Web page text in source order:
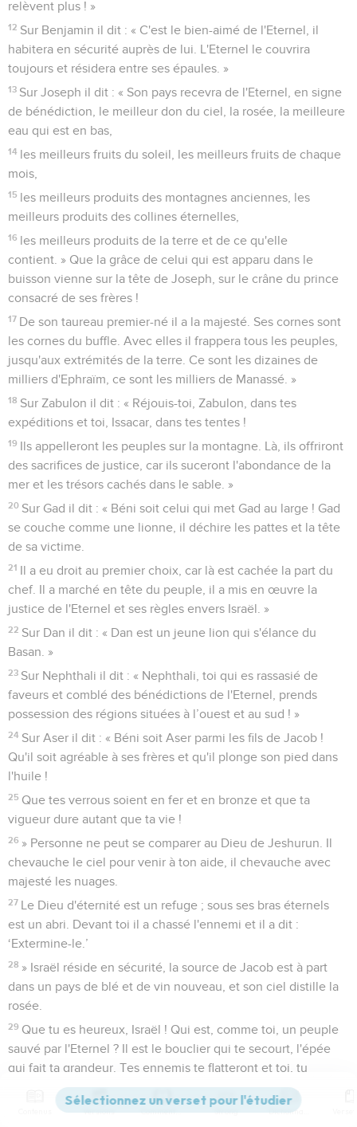
relèvent plus ! »
12 Sur Benjamin il dit : « C'est le bien-aimé de l'Eternel, il
habitera en sécurité auprès de lui. L'Eternel le couvrira
toujours et résidera entre ses épaules. »
13 Sur Joseph il dit : « Son pays recevra de l'Eternel, en signe
de bénédiction, le meilleur don du ciel, la rosée, la meilleure
eau qui est en bas,
14 les meilleurs fruits du soleil, les meilleurs fruits de chaque
mois,
15 les meilleurs produits des montagnes anciennes, les
meilleurs produits des collines éternelles,
16 les meilleurs produits de la terre et de ce qu'elle
contient. » Que la grâce de celui qui est apparu dans le
buisson vienne sur la tête de Joseph, sur le crâne du prince
consacré de ses frères !
17 De son taureau premier-né il a la majesté. Ses cornes sont
les cornes du buffle. Avec elles il frappera tous les peuples,
jusqu'aux extrémités de la terre. Ce sont les dizaines de
milliers d'Ephraïm, ce sont les milliers de Manassé. »
18 Sur Zabulon il dit : « Réjouis-toi, Zabulon, dans tes
expéditions et toi, Issacar, dans tes tentes !
19 Ils appelleront les peuples sur la montagne. Là, ils offriront
des sacrifices de justice, car ils suceront l'abondance de la
mer et les trésors cachés dans le sable. »
20 Sur Gad il dit : « Béni soit celui qui met Gad au large ! Gad
se couche comme une lionne, il déchire les pattes et la tête
de sa victime.
21 Il a eu droit au premier choix, car là est cachée la part du
chef. Il a marché en tête du peuple, il a mis en œuvre la
justice de l'Eternel et ses règles envers Israël. »
22 Sur Dan il dit : « Dan est un jeune lion qui s'élance du
Basan. »
23 Sur Nephthali il dit : « Nephthali, toi qui es rassasié de
faveurs et comblé des bénédictions de l'Eternel, prends
possession des régions situées à l’ouest et au sud ! »
24 Sur Aser il dit : « Béni soit Aser parmi les fils de Jacob !
Qu'il soit agréable à ses frères et qu'il plonge son pied dans
l'huile !
25 Que tes verrous soient en fer et en bronze et que ta
vigueur dure autant que ta vie !
26 » Personne ne peut se comparer au Dieu de Jeshurun. Il
chevauche le ciel pour venir à ton aide, il chevauche avec
majesté les nuages.
27 Le Dieu d'éternité est un refuge ; sous ses bras éternels
est un abri. Devant toi il a chassé l'ennemi et il a dit :
‘Extermine-le.’
28 » Israël réside en sécurité, la source de Jacob est à part
dans un pays de blé et de vin nouveau, et son ciel distille la
rosée.
29 Que tu es heureux, Israël ! Qui est, comme toi, un peuple
sauvé par l'Eternel ? Il est le bouclier qui te secourt, l'épée
qui fait ta grandeur. Tes ennemis te flatteront et toi, tu
piétineras leurs hauteurs. »
Versions Commentaires Strong